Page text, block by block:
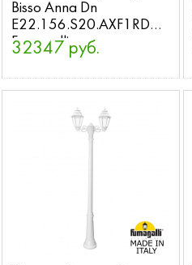
Bisso Anna Dn
E22.156.S20.AXF1RDN
Fumagalli
32347 руб.